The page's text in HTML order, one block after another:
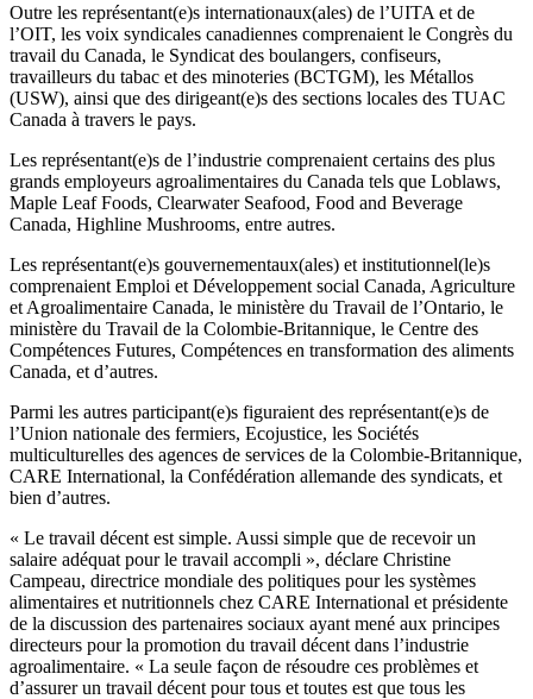
Outre les représentant(e)s internationaux(ales) de l’UITA et de
l’OIT, les voix syndicales canadiennes comprenaient le Congrès du
travail du Canada, le Syndicat des boulangers, confiseurs,
travailleurs du tabac et des minoteries (BCTGM), les Métallos
(USW), ainsi que des dirigeant(e)s des sections locales des TUAC
Canada à travers le pays.
Les représentant(e)s de l’industrie comprenaient certains des plus
grands employeurs agroalimentaires du Canada tels que Loblaws,
Maple Leaf Foods, Clearwater Seafood, Food and Beverage
Canada, Highline Mushrooms, entre autres.
Les représentant(e)s gouvernementaux(ales) et institutionnel(le)s
comprenaient Emploi et Développement social Canada, Agriculture
et Agroalimentaire Canada, le ministère du Travail de l’Ontario, le
ministère du Travail de la Colombie-Britannique, le Centre des
Compétences Futures, Compétences en transformation des aliments
Canada, et d’autres.
Parmi les autres participant(e)s figuraient des représentant(e)s de
l’Union nationale des fermiers, Ecojustice, les Sociétés
multiculturelles des agences de services de la Colombie-Britannique,
CARE International, la Confédération allemande des syndicats, et
bien d’autres.
« Le travail décent est simple. Aussi simple que de recevoir un
salaire adéquat pour le travail accompli », déclare Christine
Campeau, directrice mondiale des politiques pour les systèmes
alimentaires et nutritionnels chez CARE International et présidente
de la discussion des partenaires sociaux ayant mené aux principes
directeurs pour la promotion du travail décent dans l’industrie
agroalimentaire. « La seule façon de résoudre ces problèmes et
d’assurer un travail décent pour tous et toutes est que tous les